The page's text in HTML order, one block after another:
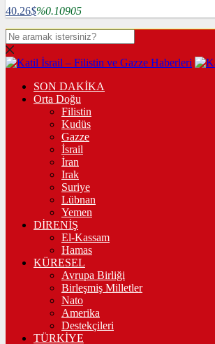
40.26$%0.10905
SON DAKİKA
Orta Doğu
Filistin
Kudüs
Gazze
İsrail
İran
Irak
Suriye
Lübnan
Yemen
DİRENİŞ
El-Kassam
Hamas
KÜRESEL
Avrupa Birliği
Birleşmiş Milletler
Nato
Amerika
Destekçileri
TÜRKİYE